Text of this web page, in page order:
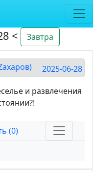
< Завтра
2025-06-28
и развлечения
(0)